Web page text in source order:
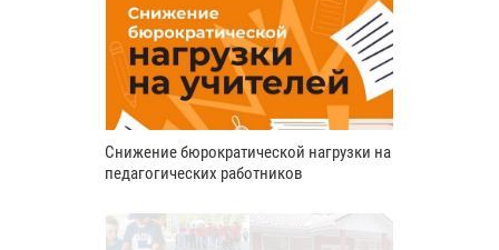
Снижение бюрократической нагрузки на
педагогических работников